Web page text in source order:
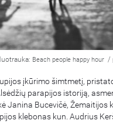
Beach people happy hour /
įkūrimo šimtmetį,
parapijos istoriją,
Janina Bucevičė, Žemaitijos
klebonas kun. Audrius